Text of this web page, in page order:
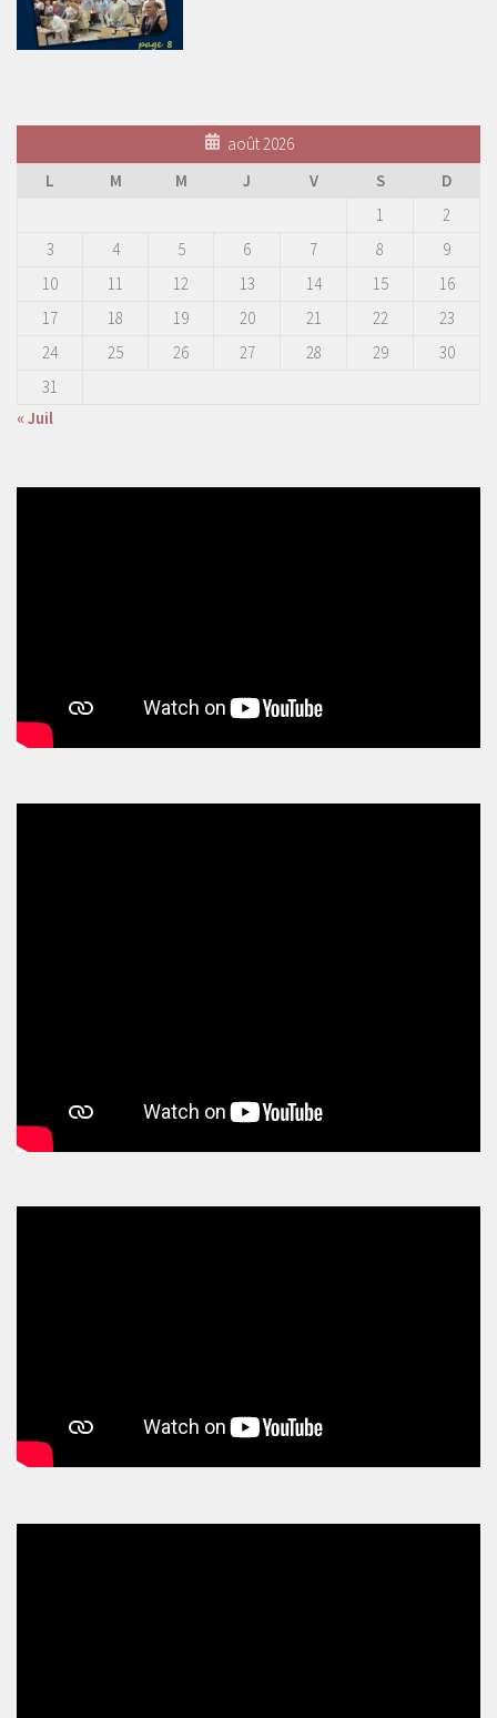
août 2026
L
M M J V S
D
1
2
3
4 5 6 7 8
9
10
11 12 13 14 15
16
17
18 19 20 21 22
23
24
25 26 27 28 29
30
31
« Juil